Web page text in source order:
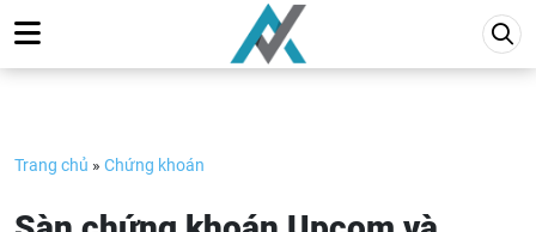
to
content
Trang chủ » Chứng khoán